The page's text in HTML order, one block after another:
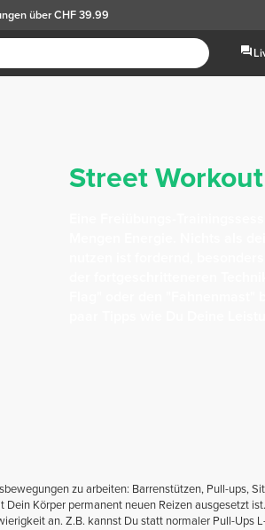
über CHF 39.99
Street Workout
zu arbeiten: Barrenstützen, Pull-ups,
Dein Körper permanent neuen Reizen ausgesetzt
an. Z.B. kannst Du statt normaler Pull-Ups